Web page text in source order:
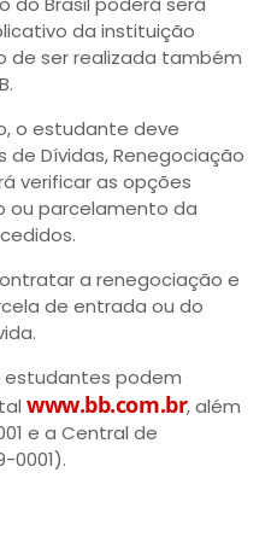
da instituição
de ser realizada também
o estudante deve
de Dívidas, Renegociação
verificar as opções
ou parcelamento da
a renegociação e
de entrada ou do
estudantes podem
www.bb.com.br, além
e a Central de
0001).